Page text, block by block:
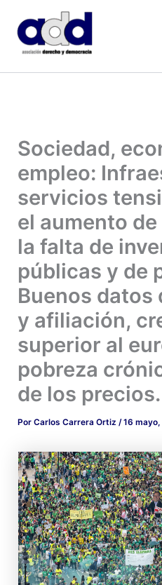
contenido
Sociedad,
empleo:
servicios
el aumento
la falta de
públicas y de
Buenos datos
y afiliación,
superior al
pobreza
de los precios.
PorCarlos Carrera Ortiz/16